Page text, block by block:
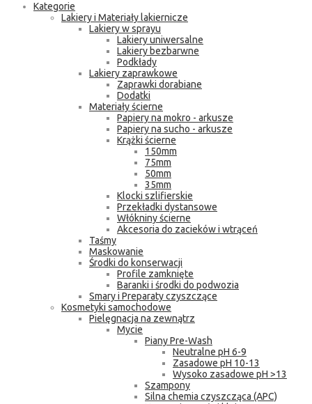
Kategorie
Lakiery i Materiały lakiernicze
Lakiery w sprayu
Lakiery uniwersalne
Lakiery bezbarwne
Podkłady
Lakiery zaprawkowe
Zaprawki dorabiane
Dodatki
Materiały ścierne
Papiery na mokro - arkusze
Papiery na sucho - arkusze
Krążki ścierne
150mm
75mm
50mm
35mm
Klocki szlifierskie
Przekładki dystansowe
Włókniny ścierne
Akcesoria do zacieków i wtrąceń
Taśmy
Maskowanie
Środki do konserwacji
Profile zamknięte
Baranki i środki do podwozia
Smary i Preparaty czyszczące
Kosmetyki samochodowe
Pielęgnacja na zewnątrz
Mycie
Piany Pre-Wash
Neutralne pH 6-9
Zasadowe pH 10-13
Wysoko zasadowe pH >13
Szampony
Silna chemia czyszcząca (APC)